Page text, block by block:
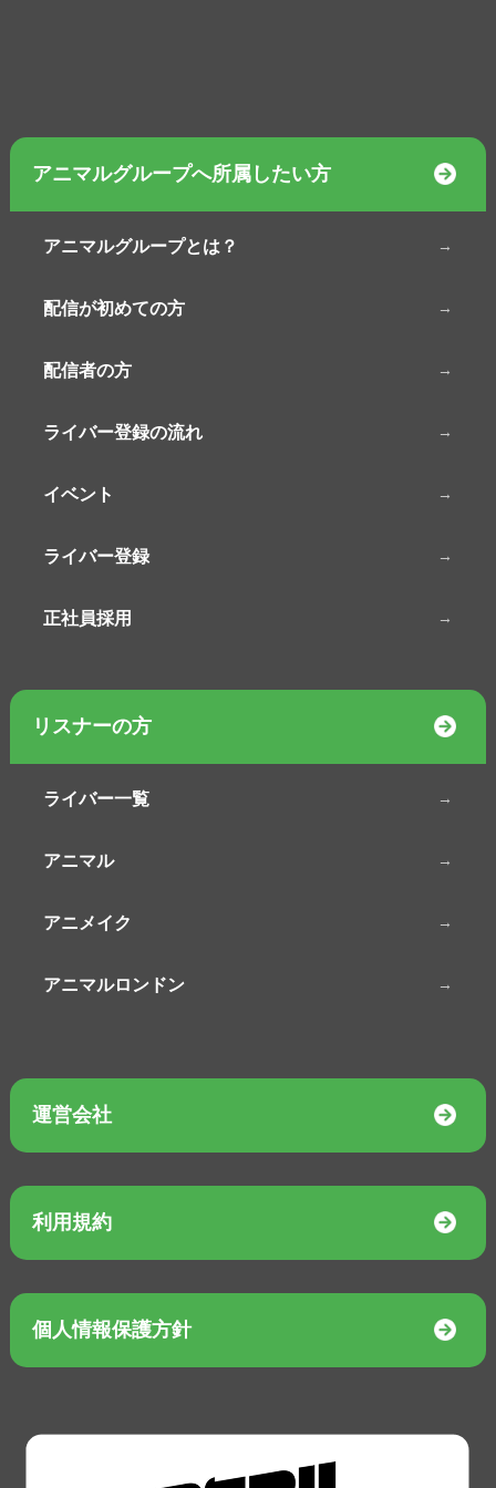
アニマルグループへ所属したい方
アニマルグループとは？
配信が初めての方
配信者の方
ライバー登録の流れ
イベント
ライバー登録
正社員採用
リスナーの方
ライバー一覧
アニマル
アニメイク
アニマルロンドン
運営会社
利用規約
個人情報保護方針